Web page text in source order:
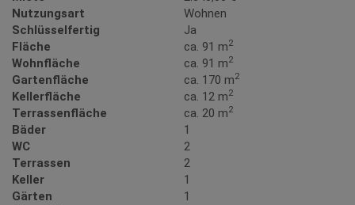
Nutzungsart
Wohnen
Schlüsselfertig
Ja
Fläche
ca. 91 m2
Wohnfläche ca. 91 m2
Gartenfläche ca. 170 m2
Kellerfläche ca. 12 m2
Terrassenfläche ca. 20 m2
Bäder
1
WC
2
Terrassen
2
Keller
1
Gärten
1